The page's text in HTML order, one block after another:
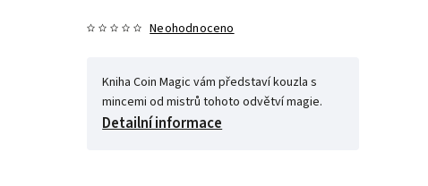
Neohodnoceno
Kniha Coin Magic vám představí kouzla s
mincemi od mistrů tohoto odvětví magie.
Detailní informace